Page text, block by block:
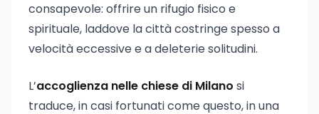
consapevole: offrire un rifugio fisico e
spirituale, laddove la città costringe spesso a
velocità eccessive e a deleterie solitudini.
L’accoglienza nelle chiese di Milano si
traduce, in casi fortunati come questo, in una